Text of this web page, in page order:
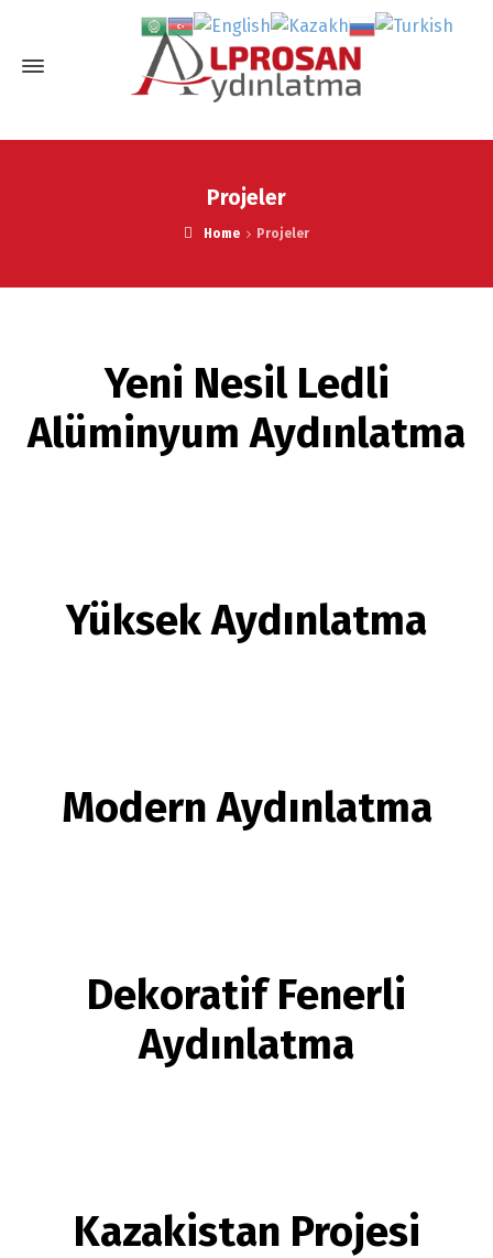
Projeler
Home Projeler
Yeni Nesil Ledli
Alüminyum Aydınlatma
Yüksek Aydınlatma
Modern Aydınlatma
Dekoratif Fenerli
Aydınlatma
Kazakistan Projesi